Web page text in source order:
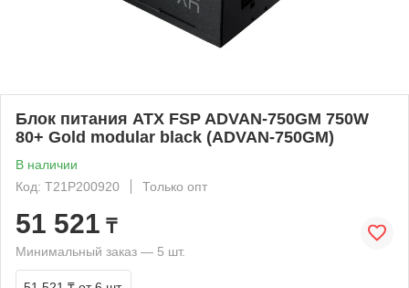
Блок питания ATX FSP ADVAN-750GM 750W
80+ Gold modular black (ADVAN-750GM)
В наличии
Код: T21P200920
Только опт
51 521 ₸
Минимальный заказ — 5 шт.